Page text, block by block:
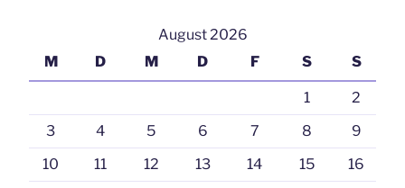
August 2026
M
D M D F S S
1
2
3
4 5 6 7 8
9
10
11 12 13 14 15
16